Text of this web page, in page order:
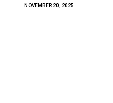
NOVEMBER 20, 2025